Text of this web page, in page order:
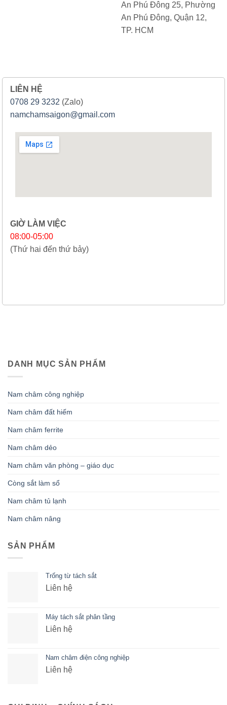
An Phú Đông 25, Phường
An Phú Đông, Quận 12,
TP. HCM
LIÊN HỆ
0708 29 3232 (Zalo)
namchamsaigon@gmail.com
GIỜ LÀM VIỆC
08:00-05:00
(Thứ hai đến thứ bảy)
DANH MỤC SẢN PHẨM
Nam châm công nghiệp
Nam châm đất hiếm
Nam châm ferrite
Nam châm dẻo
Nam châm văn phòng – giáo dục
Còng sắt làm sổ
Nam châm tủ lạnh
Nam châm nâng
SẢN PHẨM
Trống từ tách sắt
Liên hệ
Máy tách sắt phân tầng
Liên hệ
Nam châm điện công nghiệp
Liên hệ